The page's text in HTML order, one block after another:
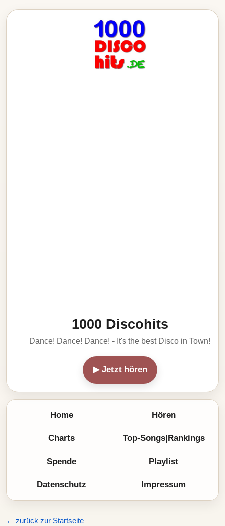
1000 Discohits
Dance! Dance! Dance! - It's the best Disco in Town!
▶ Jetzt hören
Home Hören
Charts Top-Songs|Rankings
Spende Playlist
Datenschutz Impressum
← zurück zur Startseite